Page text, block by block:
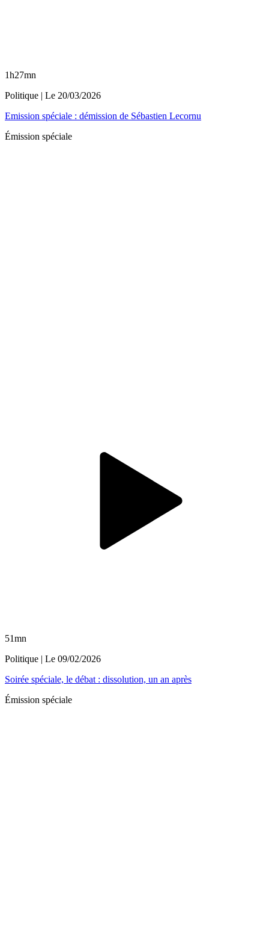
1h27mn
Politique | Le 20/03/2026
Emission spéciale : démission de Sébastien Lecornu
Émission spéciale
51mn
Politique | Le 09/02/2026
Soirée spéciale, le débat : dissolution, un an après
Émission spéciale